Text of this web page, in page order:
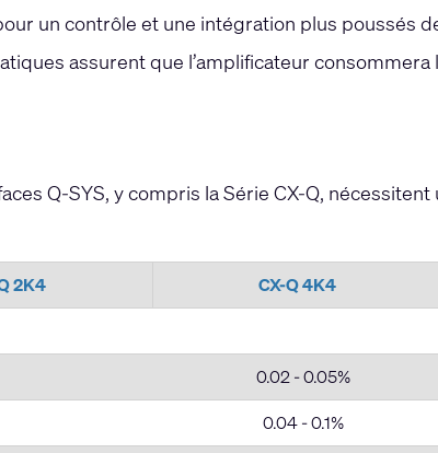
un contrôle et une intégration plus poussés
assurent que l’amplificateur
Q-SYS, y compris la Série CX-Q, nécessitent
2K4 CX-Q 4K4
0.02 - 0.05%
0.04 - 0.1%